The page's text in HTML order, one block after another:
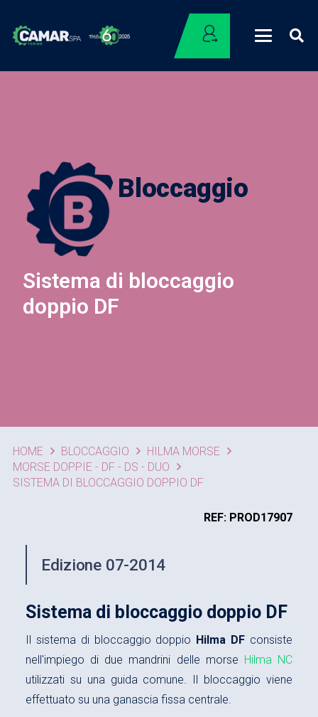
Bloccaggio
Sistema di bloccaggio
doppio DF
HOME BLOCCAGGIO
HILMA MORSE
MORSE DOPPIE - DF - DS - DUO
SISTEMA DI BLOCCAGGIO DOPPIO DF
Edizione 07-2014
REF: PROD17907
Sistema di bloccaggio doppio DF
Il sistema di bloccaggio doppio Hilma DF consiste
nell'impiego di due mandrini delle morse Hilma NC
utilizzati su una guida comune. Il bloccaggio viene
effettuato su una ganascia fissa centrale.